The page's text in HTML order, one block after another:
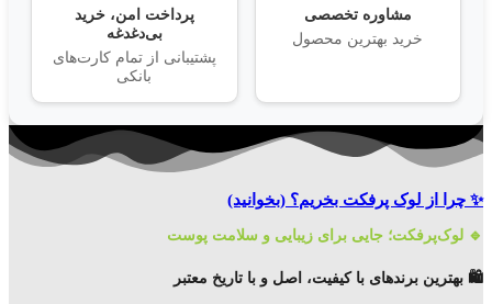
مشاوره تخصصی
خرید بهترین محصول
پرداخت امن، خرید
بی‌دغدغه
پشتیبانی از تمام کارت‌های
بانکی
✨ چرا از لوک پرفکت بخریم؟ (بخوانید)
🔹 لوک‌پرفکت؛ جایی برای زیبایی و سلامت پوست
🛍️ بهترین برندهای با کیفیت، اصل و با تاریخ معتبر